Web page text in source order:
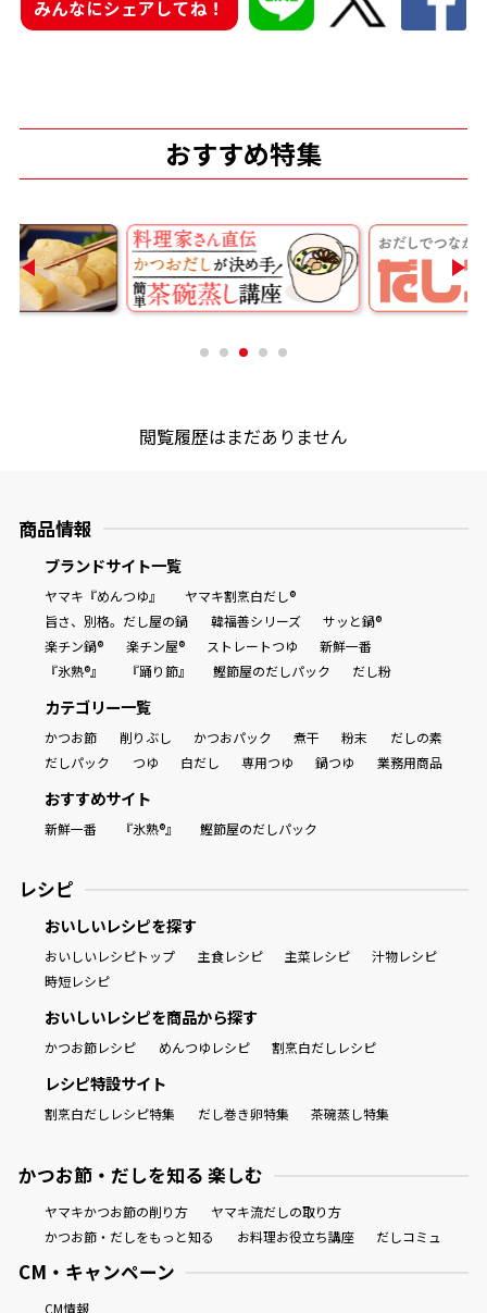
だしパック
だし粉
新鮮一番
氷熟®︎
だしパック
みんなにシェアしてね！
おすすめ特集
閲覧履歴はまだありません
商品情報
ブランドサイト一覧
ヤマキ『めんつゆ』
ヤマキ割烹白だし®
旨さ、別格。だし屋の鍋
韓福善シリーズ
サッと鍋®
楽チン鍋®
楽チン屋® ストレートつゆ
新鮮一番
『氷熟®』
『踊り節』 鰹節屋のだしパック だし粉
カテゴリー一覧
かつお節 削りぶし かつおパック 煮干 粉末
だしの素
だしパック
つゆ 白だし 専用つゆ 鍋つゆ 業務用商品
おすすめサイト
新鮮一番 『氷熟®』 鰹節屋のだしパック
レシピ
おいしいレシピを探す
おいしいレシピトップ 主食レシピ 主菜レシピ
汁物レシピ
時短レシピ
おいしいレシピを商品から探す
かつお節レシピ めんつゆレシピ 割烹白だしレシピ
レシピ特設サイト
割烹白だしレシピ特集 だし巻き卵特集 茶碗蒸し特集
かつお節・だしを知る 楽しむ
ヤマキかつお節の削り方
ヤマキ流だしの取り方
かつお節・だしをもっと知る
お料理お役立ち講座 だしコミュ
CM・キャンペーン
CM情報